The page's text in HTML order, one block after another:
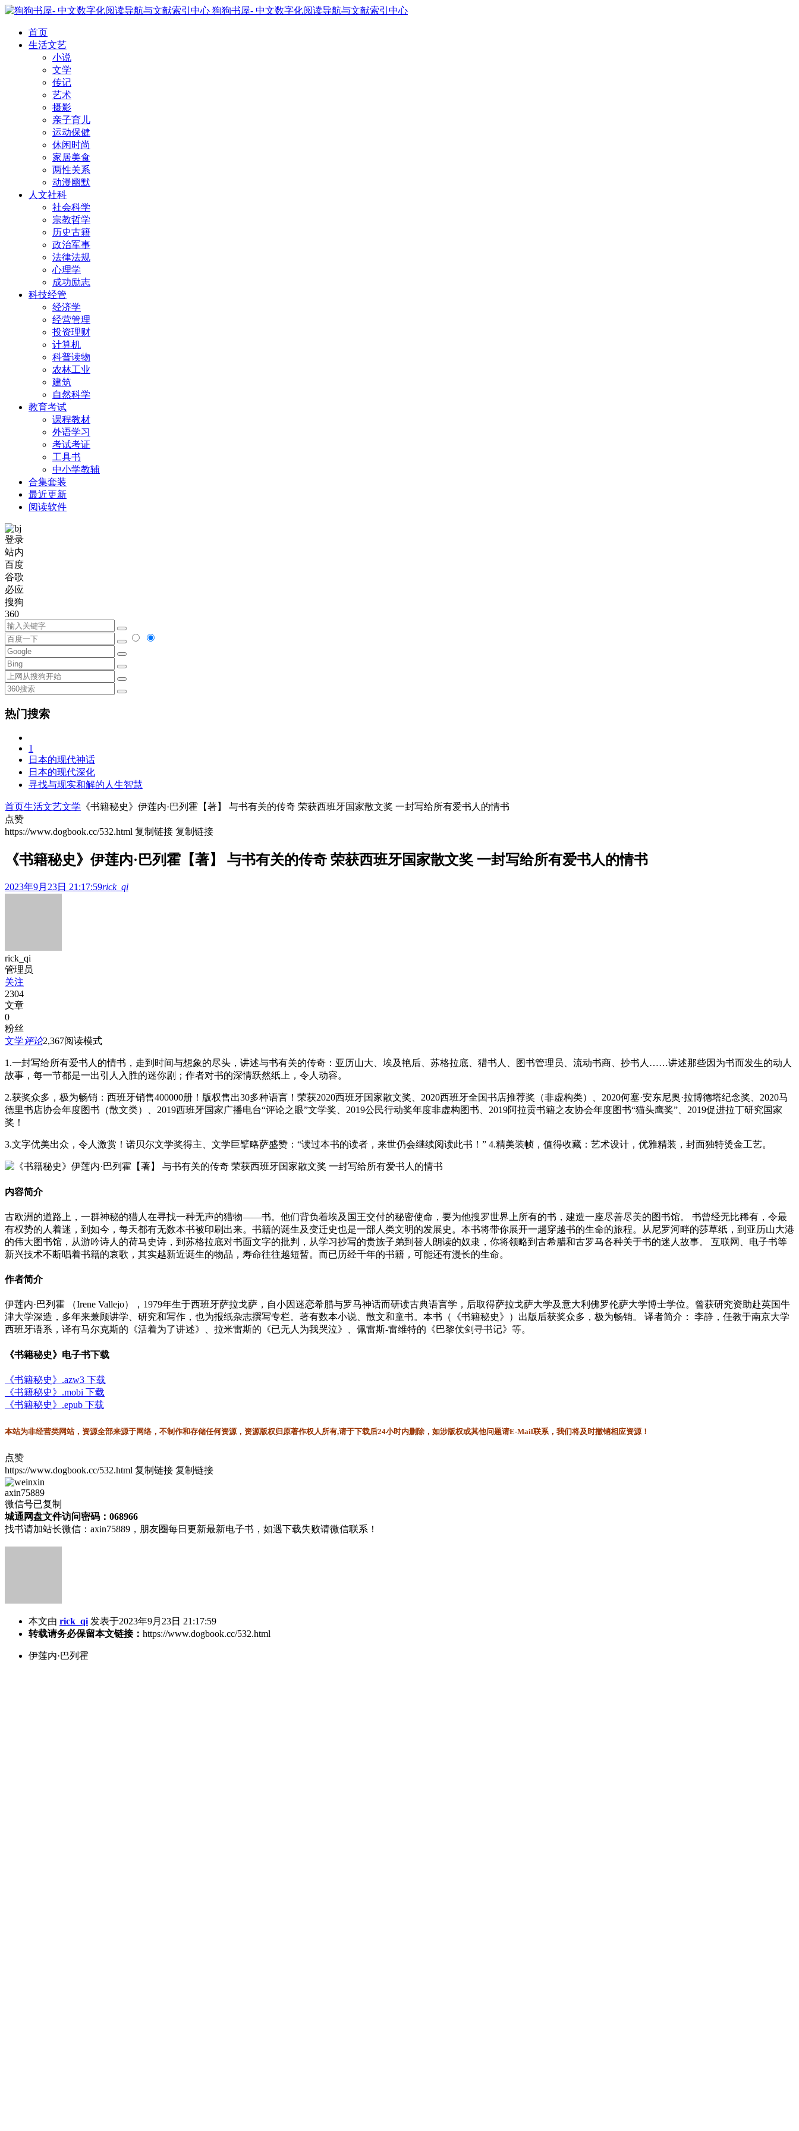
狗狗书屋- 中文数字化阅读导航与文献索引中心
首页
生活文艺
小说
文学
传记
艺术
摄影
亲子育儿
运动保健
休闲时尚
家居美食
两性关系
动漫幽默
人文社科
社会科学
宗教哲学
历史古籍
政治军事
法律法规
心理学
成功励志
科技经管
经济学
经营管理
投资理财
计算机
科普读物
农林工业
建筑
自然科学
教育考试
课程教材
外语学习
考试考证
工具书
中小学教辅
合集套装
最近更新
阅读软件
登录
站内
百度
谷歌
必应
搜狗
360
热门搜索
1
日本的现代神话
日本的现代深化
寻找与现实和解的人生智慧
首页生活文艺文学 《书籍秘史》伊莲内·巴列霍【著】 与书有关的传奇 荣获西班牙国家散文奖 一封写给所有爱书人的情书
点赞
https://www.dogbook.cc/532.html 复制链接 复制链接
《书籍秘史》伊莲内·巴列霍【著】 与书有关的传奇 荣获西班牙国家散文奖 一封写给所有爱书人的情书
2023年9月23日 21:17:59rick_qi
rick_qi
管理员
关注
2304
文章
0
粉丝
文学评论2,367阅读模式
1.一封写给所有爱书人的情书，走到时间与想象的尽头，讲述与书有关的传奇：亚历山大、埃及艳后、苏格拉底、猎书人、图书管理员、流动书商、抄书人……讲述那些因为书而发生的动人
故事，每一节都是一出引人入胜的迷你剧；作者对书的深情跃然纸上，令人动容。
2.获奖众多，极为畅销：西班牙销售400000册！版权售出30多种语言！荣获2020西班牙国家散文奖、2020西班牙全国书店推荐奖（非虚构类）、2020何塞·安东尼奥·拉博德塔纪念奖、2020马
德里书店协会年度图书（散文类）、2019西班牙国家广播电台“评论之眼”文学奖、2019公民行动奖年度非虚构图书、2019阿拉贡书籍之友协会年度图书“猫头鹰奖”、2019促进拉丁研究国家
奖！
3.文字优美出众，令人激赏！诺贝尔文学奖得主、文学巨擘略萨盛赞：“读过本书的读者，来世仍会继续阅读此书！” 4.精美装帧，值得收藏：艺术设计，优雅精装，封面独特烫金工艺。
内容简介
古欧洲的道路上，一群神秘的猎人在寻找一种无声的猎物——书。他们背负着埃及国王交付的秘密使命，要为他搜罗世界上所有的书，建造一座尽善尽美的图书馆。 书曾经无比稀有，令最
有权势的人着迷，到如今，每天都有无数本书被印刷出来。书籍的诞生及变迁史也是一部人类文明的发展史。本书将带你展开一趟穿越书的生命的旅程。从尼罗河畔的莎草纸，到亚历山大港
的伟大图书馆，从游吟诗人的荷马史诗，到苏格拉底对书面文字的批判，从学习抄写的贵族子弟到替人朗读的奴隶，你将领略到古希腊和古罗马各种关于书的迷人故事。 互联网、电子书等
新兴技术不断唱着书籍的哀歌，其实越新近诞生的物品，寿命往往越短暂。而已历经千年的书籍，可能还有漫长的生命。
作者简介
伊莲内·巴列霍 （Irene Vallejo），1979年生于西班牙萨拉戈萨，自小因迷恋希腊与罗马神话而研读古典语言学，后取得萨拉戈萨大学及意大利佛罗伦萨大学博士学位。曾获研究资助赴英国牛
津大学深造，多年来兼顾讲学、研究和写作，也为报纸杂志撰写专栏。著有数本小说、散文和童书。本书（《书籍秘史》）出版后获奖众多，极为畅销。 译者简介： 李静，任教于南京大学
西班牙语系，译有马尔克斯的《活着为了讲述》、拉米雷斯的《已无人为我哭泣》、佩雷斯-雷维特的《巴黎仗剑寻书记》等。
《书籍秘史》电子书下载
《书籍秘史》.azw3 下载
《书籍秘史》.mobi 下载
《书籍秘史》.epub 下载
本站为非经营类网站，资源全部来源于网络，不制作和存储任何资源，资源版权归原著作权人所有,请于下载后24小时内删除，如涉版权或其他问题请E-Mail联系，我们将及时撤销相应资源！
点赞
https://www.dogbook.cc/532.html 复制链接 复制链接
axin75889
微信号已复制
城通网盘文件访问密码：068966
找书请加站长微信：axin75889，朋友圈每日更新最新电子书，如遇下载失败请微信联系！
本文由 rick_qi 发表于2023年9月23日 21:17:59
转载请务必保留本文链接： https://www.dogbook.cc/532.html
伊莲内·巴列霍